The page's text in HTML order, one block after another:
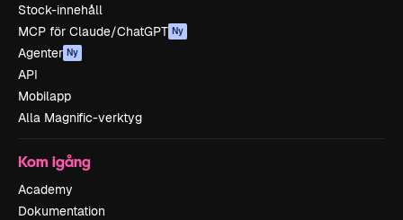
Stock-innehåll
MCP för Claude/ChatGPT Ny
Agenter Ny
API
Mobilapp
Alla Magnific-verktyg
Kom igång
Academy
Dokumentation